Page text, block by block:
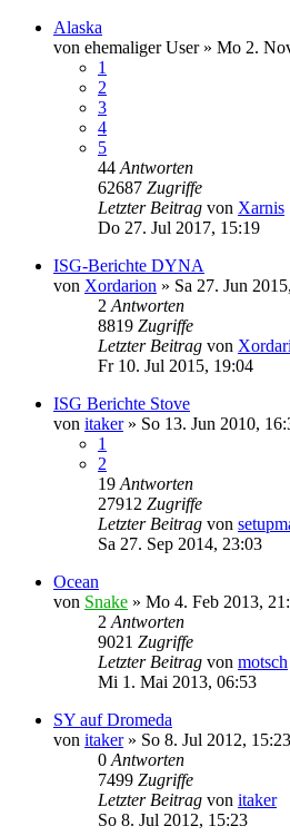
Alaska
von ehemaliger User» Mo 2.
1
2
3
4
5
44 Antworten
62687 Zugriffe
Letzter Beitrag von Xarnis
Do 27. Jul 2017, 15:19
ISG-Berichte DYNA
von Xordarion » Sa 27. Jun
2 Antworten
8819 Zugriffe
Letzter Beitrag von
Fr 10. Jul 2015, 19:04
ISG Berichte Stove
von itaker» So 13. Jun 2010,
1
2
19 Antworten
27912 Zugriffe
Letzter Beitrag von
Sa 27. Sep 2014, 23:03
Ocean
von Snake » Mo 4. Feb 2013,
2 Antworten
9021 Zugriffe
Letzter Beitrag von motsch
Mi 1. Mai 2013, 06:53
SY auf Dromeda
von itaker» So 8. Jul 2012, 15:23
0 Antworten
7499 Zugriffe
Letzter Beitrag von itaker
So 8. Jul 2012, 15:23